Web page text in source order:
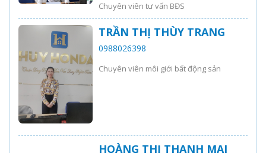
Chuyên viên tư vấn BĐS
TRẦN THỊ THÙY TRANG
0988026398
Chuyên viên môi giới bất động sản
HOÀNG THỊ THANH MAI